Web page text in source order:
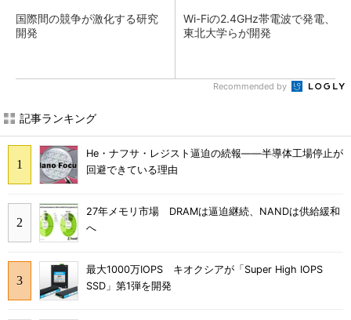
国際間の競争が激化する研究
開発
Wi-Fiの2.4GHz帯電波で発電、
東北大学らが開発
Recommended by
記事ランキング
He・ナフサ・レジスト逼迫の続報――半導体工場停止が
回避できている理由
27年メモリ市場 DRAMは逼迫継続、NANDは供給緩和
へ
最大1000万IOPS キオクシアが「Super High IOPS
SSD」第1弾を開発